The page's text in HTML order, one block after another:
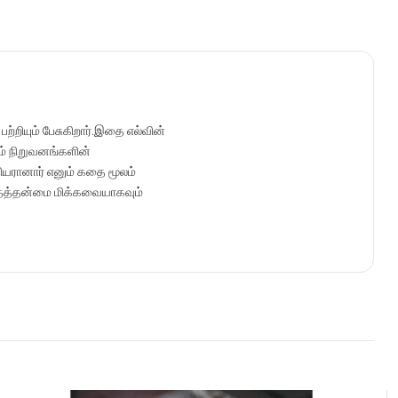
பேசுகிறார்.இதை எல்வின்
நிறுவனங்களின்
எனும் கதை மூலம்
மிக்கவையாகவும்